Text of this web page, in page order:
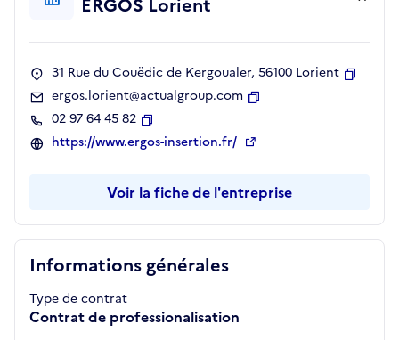
Informations générales
Type de contrat
Contrat de professionalisation
ERGOS Lorient
31 Rue du Couëdic de Kergoualer, 56100 Lorient
ergos.lorient@actualgroup.com
02 97 64 45 82
Copier
https://www.ergos-insertion.fr/
Voir la fiche de l'entreprise